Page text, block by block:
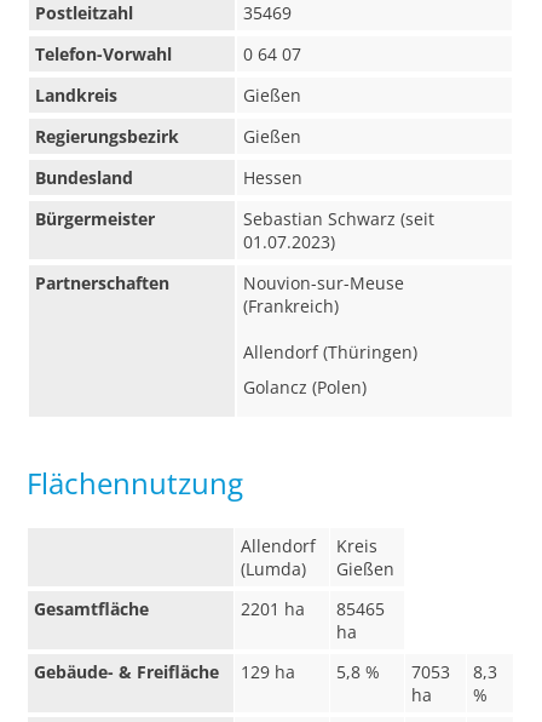
Postleitzahl
35469
Telefon-Vorwahl
0 64 07
Landkreis
Gießen
Regierungsbezirk
Gießen
Bundesland
Hessen
Bürgermeister
Sebastian Schwarz (seit
01.07.2023)
Partnerschaften
Nouvion-sur-Meuse
(Frankreich)
Allendorf (Thüringen)
Golancz (Polen)
Flächennutzung
Allendorf
(Lumda)
Kreis
Gießen
Gesamtfläche
2201 ha
85465
ha
Gebäude- & Freifläche
129 ha 5,8 %
7053
ha
8,3
%